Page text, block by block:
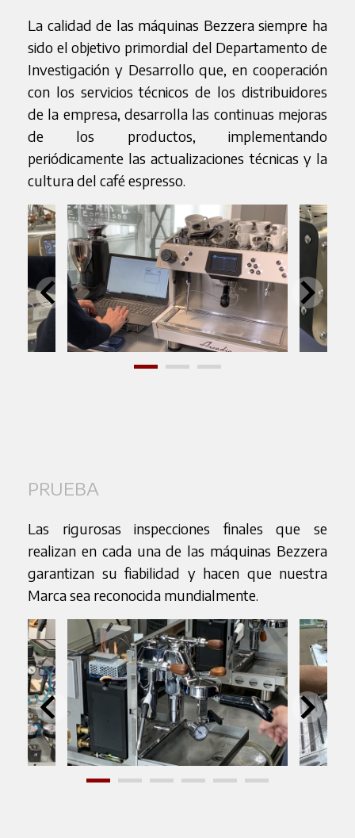
La calidad de las máquinas Bezzera siempre ha
sido el objetivo primordial del Departamento de
Investigación y Desarrollo que, en cooperación
con los servicios técnicos de los distribuidores
de la empresa, desarrolla las continuas mejoras
de los productos, implementando
periódicamente las actualizaciones técnicas y la
cultura del café espresso.
PRUEBA
Las rigurosas inspecciones finales que se
realizan en cada una de las máquinas Bezzera
garantizan su fiabilidad y hacen que nuestra
Marca sea reconocida mundialmente.